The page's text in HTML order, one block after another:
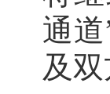
通
及双